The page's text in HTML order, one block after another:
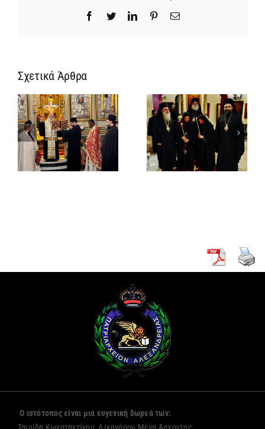
Facebook
TwitterLinkedInPinterestEmail
Σχετικά ΆρθραΊδρυση
Γυναικείας
Ιεράς
Πατριαρχικής
Μονής και
μοναχική
και
Πατριαρχική
Τιμή στον
Γενικό
Ο ιστότοπος είναι μια ευγενική δωρεά των:
Τσιρίδη Κωνσταντίνου, Δικηγόρου,Μέγα Άρχοντος